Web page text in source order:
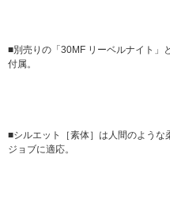
■別売りの「30MF リーベルナイト」
付属。
■シルエット［素体］は人間のよう
ジョブに適応。